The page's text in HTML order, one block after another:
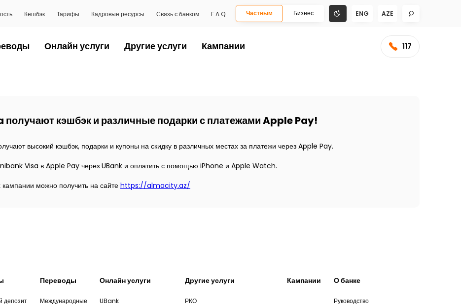
Кешбэк Тарифы Кадровые ресурсы Связь с банком F.A.Q Частным Бизнес ENG AZE
Онлайн услуги Другие услуги Кампании 117
кэшбэк и различные подарки с платежами Apple Pay!
получают высокий кэшбэк, подарки и купоны на скидку в различных местах за платежи через Apple Pay.
Visa в Apple Pay через UBank и оплатить с помощью iPhone и Apple Watch.
можно получить на сайте https://almacity.az/
депозит
Переводы
Международные
Онлайн услуги
UBank
Другие услуги
РКО
Кампании О банке
Руководство